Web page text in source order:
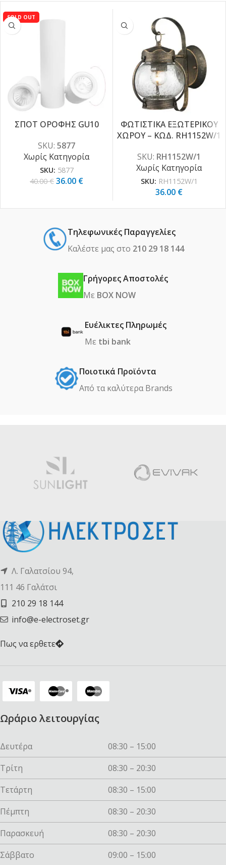
SOLD OUT
ΣΠΟΤ ΟΡΟΦΗΣ GU10
SKU: 5877
Χωρίς Κατηγορία
SKU: 5877
40.00€ 36.00 €
ΦΩΤΙΣΤΙΚΑ ΕΞΩΤΕΡΙΚΟΥ
ΧΩΡΟΥ – ΚΩΔ. RH1152W/1
SKU: RH1152W/1
Χωρίς Κατηγορία
SKU: RH1152W/1
36.00 €
Τηλεφωνικές Παραγγελίες
Καλέστε μας στο 210 29 18 144
Γρήγορες Αποστολές
Με BOX NOW
Ευέλικτες Πληρωμές
Με tbi bank
Ποιοτικά Προϊόντα
Από τα καλύτερα Βrands
Λ. Γαλατσίου 94,
111 46 Γαλάτσι
210 29 18 144
info@e-electroset.gr
Πως να ερθετε
Ωράριο λειτουργίας
Δευτέρα
08:30 – 15:00
Τρίτη
08:30 – 20:30
Τετάρτη
08:30 – 15:00
Πέμπτη
08:30 – 20:30
Παρασκευή
08:30 – 20:30
Σάββατο
09:00 – 15:00